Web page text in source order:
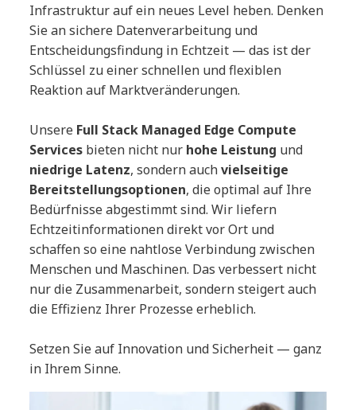
Infrastruktur auf ein neues Level heben. Denken
Sie an sichere Datenverarbeitung und
Entscheidungsfindung in Echtzeit — das ist der
Schlüssel zu einer schnellen und flexiblen
Reaktion auf Marktveränderungen.
Unsere Full Stack Managed Edge Compute
Services bieten nicht nur hohe Leistung und
niedrige Latenz, sondern auchvielseitige
Bereitstellungsoptionen, die optimal auf Ihre
Bedürfnisse abgestimmt sind. Wir liefern
Echtzeitinformationen direkt vor Ort und
schaffen so eine nahtlose Verbindung zwischen
Menschen und Maschinen. Das verbessert nicht
nur die Zusammenarbeit, sondern steigert auch
die Effizienz Ihrer Prozesse erheblich.
Setzen Sie auf Innovation und Sicherheit — ganz
in Ihrem Sinne.